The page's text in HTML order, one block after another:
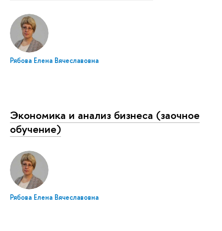
Рябова Елена Вячеславовна
Экономика и анализ бизнеса (заочное
обучение)
Рябова Елена Вячеславовна